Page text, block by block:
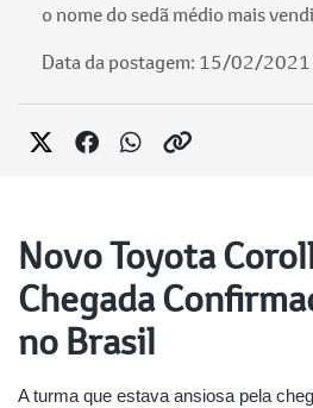
o nome do sedã médio mais
Data da postagem: 15/02/2021
Novo Toyota
Chegada
no Brasil
A turma que estava ansiosa pela